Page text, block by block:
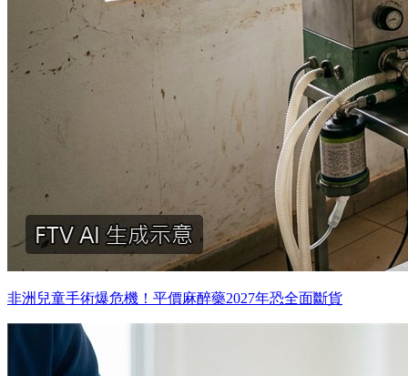
非洲兒童手術爆危機！平價麻醉藥2027年恐全面斷貨